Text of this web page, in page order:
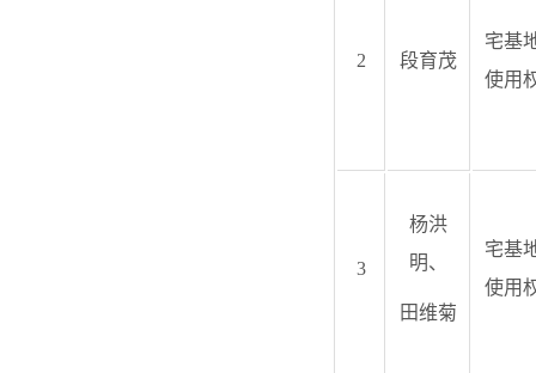
2 段育茂
宅基
使用
3
杨洪
明、
田维菊
宅基
使用